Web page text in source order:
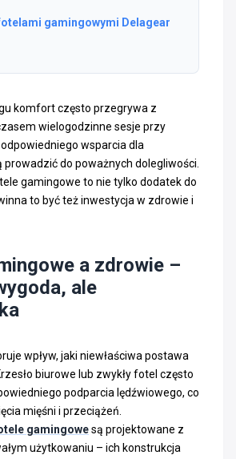
gamingowymi Delagear
komfort często przegrywa z
wielogodzinne sesje przy
wsparcia dla
prowadzić do poważnych dolegliwości.
gamingowe to nie tylko dodatek do
to być też inwestycja w zdrowie i
a zdrowie –
ale
wpływ, jaki niewłaściwa postawa
biurowe lub zwykły fotel często
podparcia lędźwiowego, co
mięśni i przeciążeń.
gamingowesą projektowane z
użytkowaniu – ich konstrukcja